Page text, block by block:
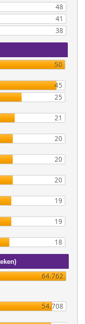
48
41
38
50
45
25
21
20
20
20
19
19
18
64.762
54.708